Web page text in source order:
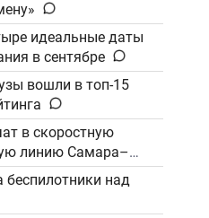
идеальные даты
в сентябре
вошли в топ-15
в скоростную
линию Самара–
над